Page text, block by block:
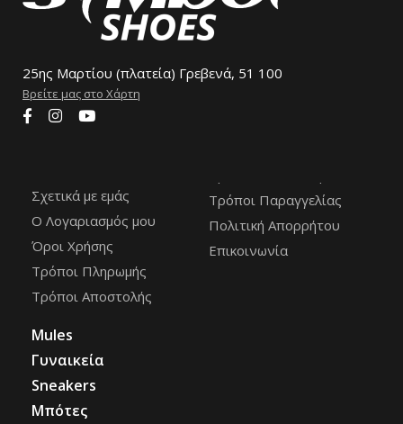
25ης Μαρτίου (πλατεία) Γρεβενά, 51 100
Βρείτε μας στο Χάρτη
Σχετικά με εμάς
Ο Λογαριασμός μου
Όροι Χρήσης
Τρόποι Πληρωμής
Τρόποι Αποστολής
Τρόποι Παραγγελίας
Πολιτική Απορρήτου
Επικοινωνία
Mules
Γυναικεία
Sneakers
Μπότες